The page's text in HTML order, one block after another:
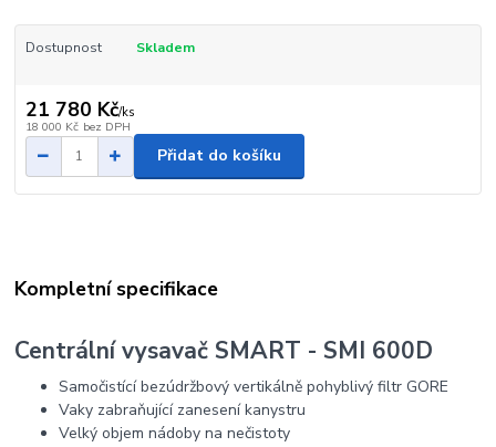
Dostupnost Skladem
21 780 Kč/ks
18 000 Kč bez DPH
Přidat do košíku
Kompletní specifikace
Centrální vysavač SMART - SMI 600D
Samočistící bezúdržbový vertikálně pohyblivý filtr GORE
Vaky zabraňující zanesení kanystru
Velký objem nádoby na nečistoty